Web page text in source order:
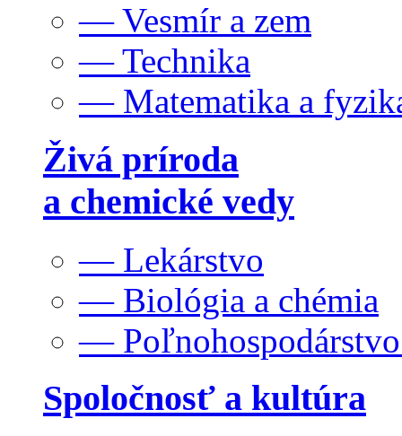
— Vesmír a zem
— Technika
— Matematika a
Živá príroda
a chemické vedy
— Lekárstvo
— Biológia a chémia
—
Spoločnosť a kultúra